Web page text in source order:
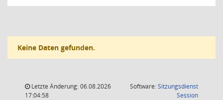
Keine Daten gefunden.
Letzte Änderung: 06.08.2026
17:04:58
Software:Sitzungsdienst
Session(Wird in